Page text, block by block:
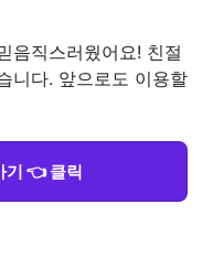
음직스러웠어요! 친절
니다. 앞으로도 이용할
기 👈 클릭